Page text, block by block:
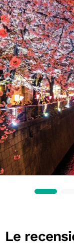
Le